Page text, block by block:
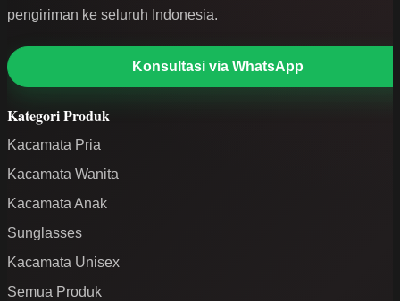
pengiriman ke seluruh Indonesia.
Konsultasi via WhatsApp
Kategori Produk
Kacamata Pria
Kacamata Wanita
Kacamata Anak
Sunglasses
Kacamata Unisex
Semua Produk